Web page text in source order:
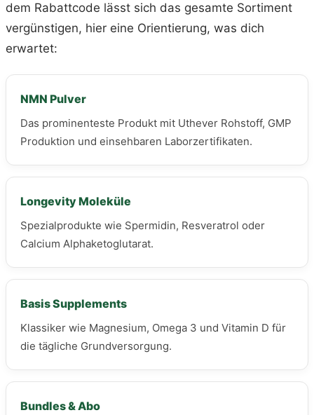
dem Rabattcode lässt sich das gesamte Sortiment
vergünstigen, hier eine Orientierung, was dich
erwartet:
NMN Pulver
Das prominenteste Produkt mit Uthever Rohstoff, GMP
Produktion und einsehbaren Laborzertifikaten.
Longevity Moleküle
Spezialprodukte wie Spermidin, Resveratrol oder
Calcium Alphaketoglutarat.
Basis Supplements
Klassiker wie Magnesium, Omega 3 und Vitamin D für
die tägliche Grundversorgung.
Bundles & Abo